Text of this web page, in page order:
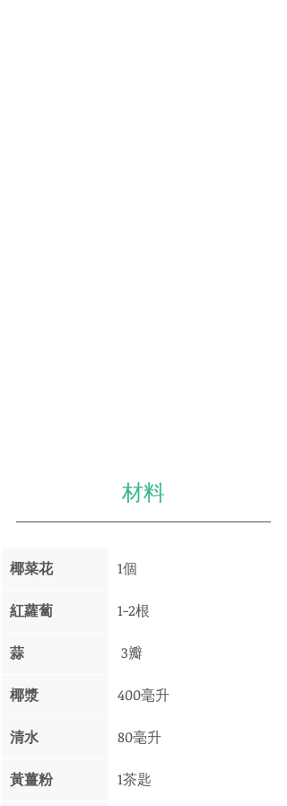
材料
椰菜花 1個
紅蘿蔔 1-2根
蒜 3瓣
椰漿 400毫升
清水 80毫升
黃薑粉 1茶匙